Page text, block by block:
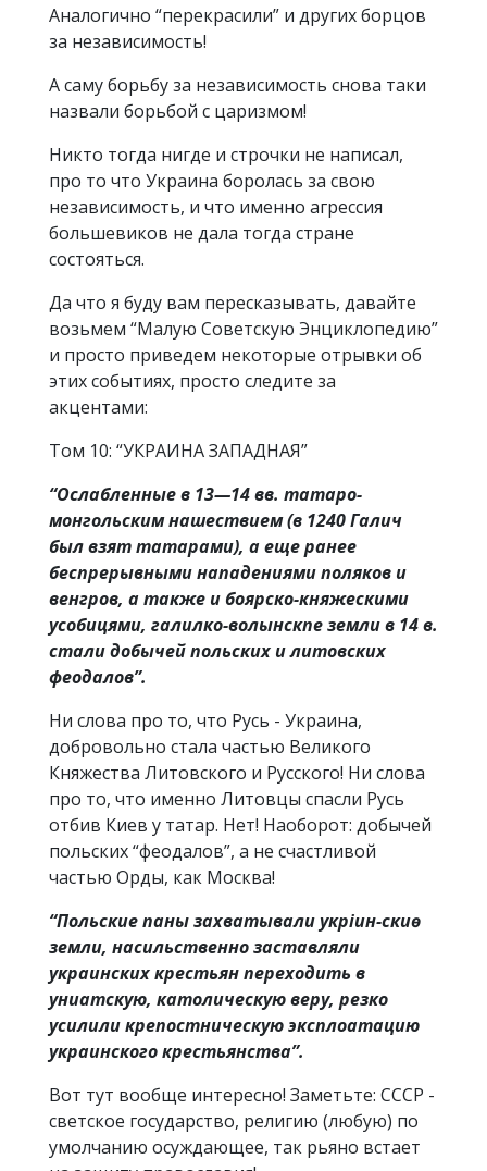
Аналогично “перекрасили” и других борцов
за независимость!
А саму борьбу за независимость снова таки
назвали борьбой с царизмом!
Никто тогда нигде и строчки не написал,
про то что Украина боролась за свою
независимость, и что именно агрессия
большевиков не дала тогда стране
состояться.
Да что я буду вам пересказывать, давайте
возьмем “Малую Советскую Энциклопедию”
и просто приведем некоторые отрывки об
этих событиях, просто следите за
акцентами:
Том 10: “УКРАИНА ЗАПАДНАЯ”
“Ослабленные в 13—14 вв. татаро-
монгольским нашествием (в 1240 Галич
был взят татарами), а еще ранее
беспрерывными нападениями поляков и
венгров, а также и боярско-княжескими
усобицями, галилко-волынскпе земли в 14 в.
стали добычей польских и литовских
феодалов”.
Ни слова про то, что Русь - Украина,
добровольно стала частью Великого
Княжества Литовского и Русского! Ни слова
про то, что именно Литовцы спасли Русь
отбив Киев у татар. Нет! Наоборот: добычей
польских “феодалов”, а не счастливой
частью Орды, как Москва!
“Польские паны захватывали укріин-скиѳ
земли, насильственно заставляли
украинских крестьян переходить в
униатскую, католическую веру, резко
усилили крепостническую эксплоатацию
украинского крестьянства”.
Вот тут вообще интересно! Заметьте: СССР -
светское государство, религию (любую) по
умолчанию осуждающее, так рьяно встает